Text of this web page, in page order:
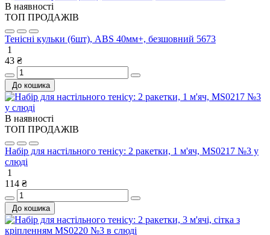
В наявності
ТОП ПРОДАЖІВ
Тенісні кульки (6шт), ABS 40мм+, безшовний 5673
1
43 ₴
До кошика
В наявності
ТОП ПРОДАЖІВ
Набір для настільного тенісу: 2 ракетки, 1 м'яч, MS0217 №3 у
слюді
1
114 ₴
До кошика